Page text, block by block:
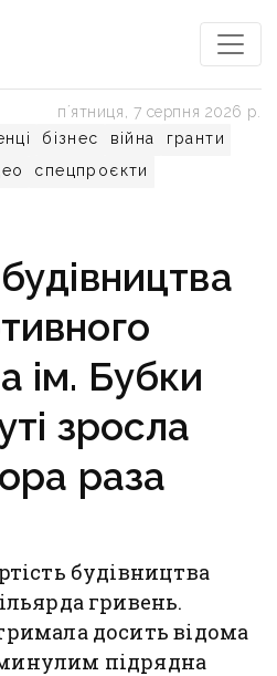
бізнес війна
гранти
спецпроєкти
пʼятниця, 7 серпня 2026 р.
ім. Бубки
зросла
раза
будівництва
гривень.
досить відома
підрядна